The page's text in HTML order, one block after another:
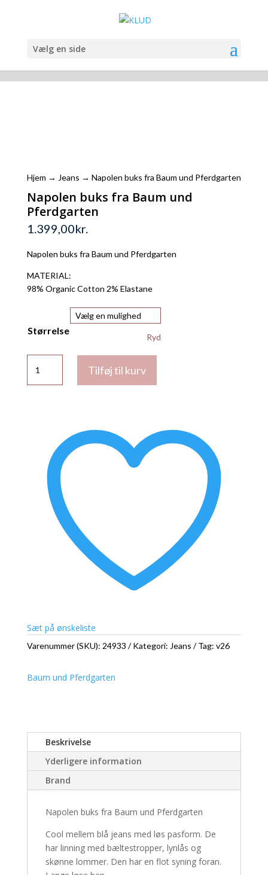
Vælg en side
Hjem → Jeans → Napolen buks fra Baum und Pferdgarten
Napolen buks fra Baum und
Pferdgarten
1.399,00kr.
Napolen buks fra Baum und Pferdgarten
MATERIAL:
98% Organic Cotton 2% Elastane
Størrelse
Ryd
buks
fra
Tilføj til kurv
Sæt på ønskeliste
Varenummer (SKU): 24933 Kategori: Jeans Tag: v26
Baum und Pferdgarten
Beskrivelse
Yderligere information
Brand
Napolen buks fra Baum und Pferdgarten
Cool mellem blå jeans med løs pasform. De
har linning med bæltestropper, lynlås og
skønne lommer. Den har en flot syning foran.